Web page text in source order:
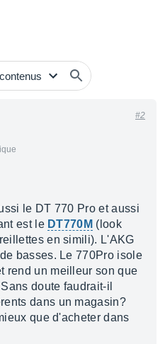
#2
le DT 770 Pro et aussi
est le DT770M (look
en simili). L'AKG
basses. Le 770Pro isole
rend un meilleur son que
doute faudrait-il
dans un magasin?
que d'acheter dans